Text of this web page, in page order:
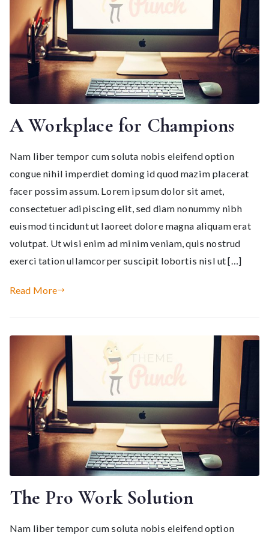
A Workplace for Champions
Nam liber tempor cum soluta nobis eleifend option
congue nihil imperdiet doming id quod mazim placerat
facer possim assum. Lorem ipsum dolor sit amet,
consectetuer adipiscing elit, sed diam nonummy nibh
euismod tincidunt ut laoreet dolore magna aliquam erat
volutpat. Ut wisi enim ad minim veniam, quis nostrud
exerci tation ullamcorper suscipit lobortis nisl ut […]
Read More
The Pro Work Solution
Nam liber tempor cum soluta nobis eleifend option